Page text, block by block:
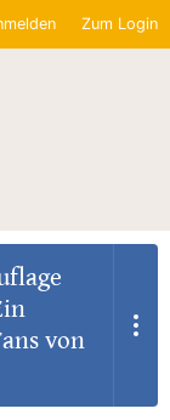
Zum Login
von